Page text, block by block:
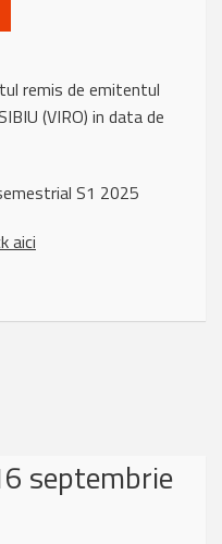
remis de emitentul
(VIRO) in data de
S1 2025
aici
septembrie